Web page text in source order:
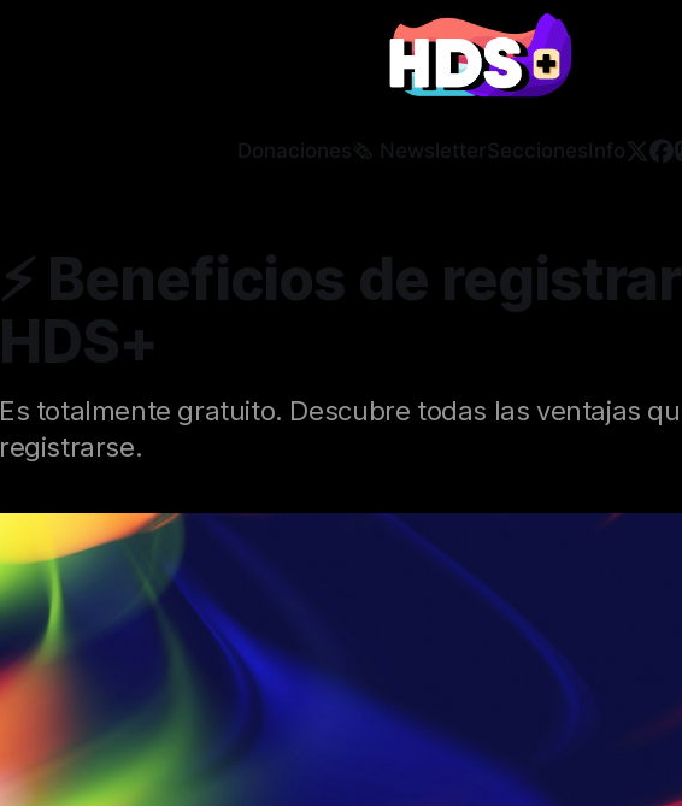
Donaciones🗞️ NewsletterSecciones Info
⚡ Beneficios de
HDS+
Es totalmente gratuito. Descubre todas las ventajas
registrarse.